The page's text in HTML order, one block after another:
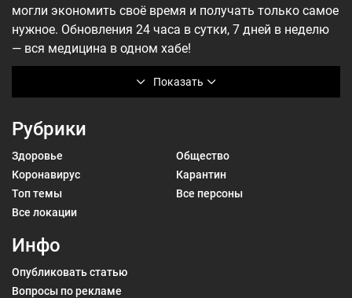
Показать
могли экономить своё время и получать только самое
нужное. Обновления 24 часа в сутки, 7 дней в неделю
— вся медицина в одном хабе!
Рубрики
Здоровье
Общество
Коронавирус
Карантин
Топ темы
Все персоны
Все локации
Инфо
Опубликовать статью
Вопросы по рекламе